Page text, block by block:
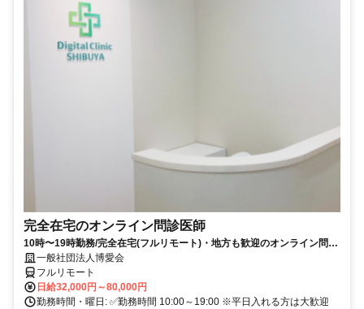
完全在宅のオンライン問診医師
10時〜19時勤務/完全在宅(フルリモート)・地方も歓迎のオンライン問診
業務一般社団法人博愛会
フルリモート
日給32,000円～80,000円
勤務時間・曜日: ✅勤務時間 10:00～19:00 ※平日入れる方は大歓迎